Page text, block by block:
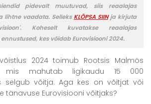
pidevalt muutuvad, siis reaalajas
lihtne vaadata. Selleks KLÕPSA SIINja kirjuta
Koheselt kuvatakse reaalajas
kes võidab Eurovisiooni 2024.
2024 toimub Rootsis Malmös
mis mahutab ligikaudu 15 000
selgub võitja. Aga kes on võitjat või
tänavuse Eurovisiooni võitjaks?